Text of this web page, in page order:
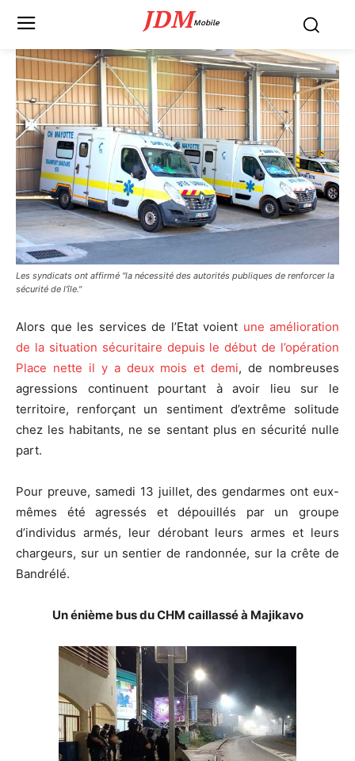
JDMMobile
Les syndicats ont affirmé "la nécessité des autorités publiques de renforcer la
sécurité de l'île."
Alors que les services de l’Etat voient une amélioration
de la situation sécuritaire depuis le début de l’opération
Place nette il y a deux mois et demi, de nombreuses
agressions continuent pourtant à avoir lieu sur le
territoire, renforçant un sentiment d’extrême solitude
chez les habitants, ne se sentant plus en sécurité nulle
part.
Pour preuve, samedi 13 juillet, des gendarmes ont eux-
mêmes été agressés et dépouillés par un groupe
d’individus armés, leur dérobant leurs armes et leurs
chargeurs, sur un sentier de randonnée, sur la crête de
Bandrélé.
Un énième bus du CHM caillassé à Majikavo